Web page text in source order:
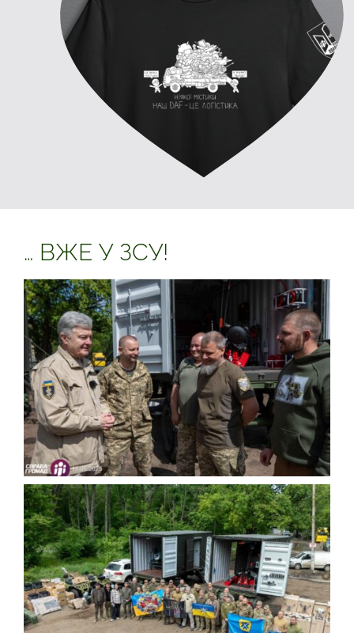
… ВЖЕ У ЗСУ!